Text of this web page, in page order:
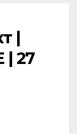
|
| 27